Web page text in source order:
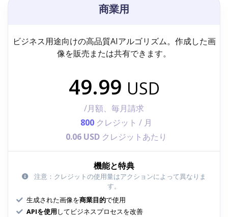
商業用
ビジネス用途向けの高品質AIアルゴリズム。作成した画
像を販売または共有できます。
49.99 USD
/月額、毎月請求
800クレジット / 月
0.06 USDクレジットあたり
機能と特典
注意：クレジットの使用量はアクションによって異なりま
す。
生成された画像を商業目的で使用
APIを使用してビジネスプロセスを改善